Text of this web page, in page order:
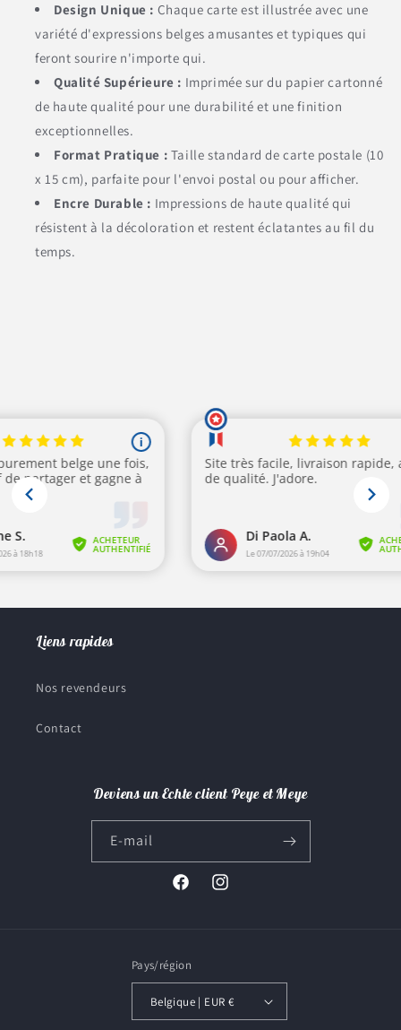
Design Unique : Chaque carte est illustrée avec une
variété d'expressions belges amusantes et typiques qui
feront sourire n'importe qui.
Qualité Supérieure : Imprimée sur du papier cartonné
de haute qualité pour une durabilité et une finition
exceptionnelles.
Format Pratique : Taille standard de carte postale (10
x 15 cm), parfaite pour l'envoi postal ou pour afficher.
Encre Durable : Impressions de haute qualité qui
résistent à la décoloration et restent éclatantes au fil du
temps.
Liens rapides
Nos revendeurs
Contact
Deviens un Echte client Peye et Meye
E-mail
FacebookInstagram
Pays/région
Belgique | EUR €